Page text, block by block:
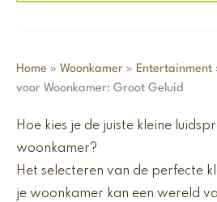
Home » Woonkamer » Entertainment
voor Woonkamer: Groot Geluid
Hoe kies je de juiste kleine
woonkamer?
Het selecteren van de perfecte
je woonkamer kan een wereld